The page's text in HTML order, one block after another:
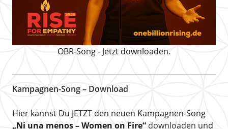
OBR-Song - Jetzt downloaden.
Kampagnen-Song – Download
Hier kannst Du JETZT den neuen Kampagnen-Song
„Ni una menos – Women on Fire“ downloaden und